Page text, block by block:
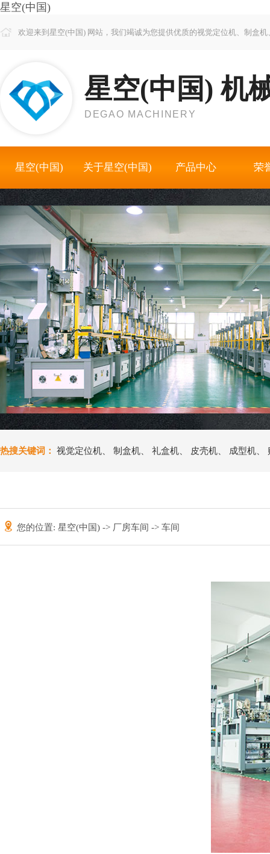
星空(中国)
欢迎来到星空(中国) 网站，我们竭诚为您提供优质的视觉定位机、制盒
星空(中国) 机
DEGAO MACHINERY
星空(中国) 关于星空(中国) 产品中心 荣
热搜关键词： 视觉定位机 制盒机 礼盒机 皮壳机 成型机
您的位置: 星空(中国) -> 厂房车间 -> 车间